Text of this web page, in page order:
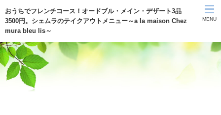
おうちでフレンチコース！オードブル・メイン・デザート3品
3500円。シェムラのテイクアウトメニュー～a la maison Chez
mura bleu lis～
MENU
シェムラTOP
テイクアウト